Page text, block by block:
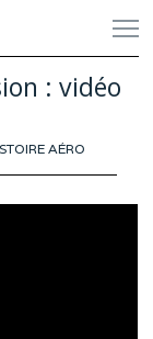
: vidéo
AÉRO